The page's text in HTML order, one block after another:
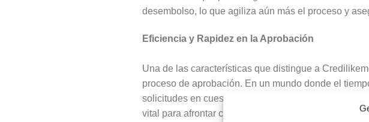
desembolso, lo que agiliza aún más el proceso y
Eficiencia y Rapidez en la Aprobación
Una de las características que distingue a
proceso de aprobación. En un mundo donde el
solicitudes en cuestión de minutos. Esta agilidad
vital para afrontar cualquier urgencia financiera que